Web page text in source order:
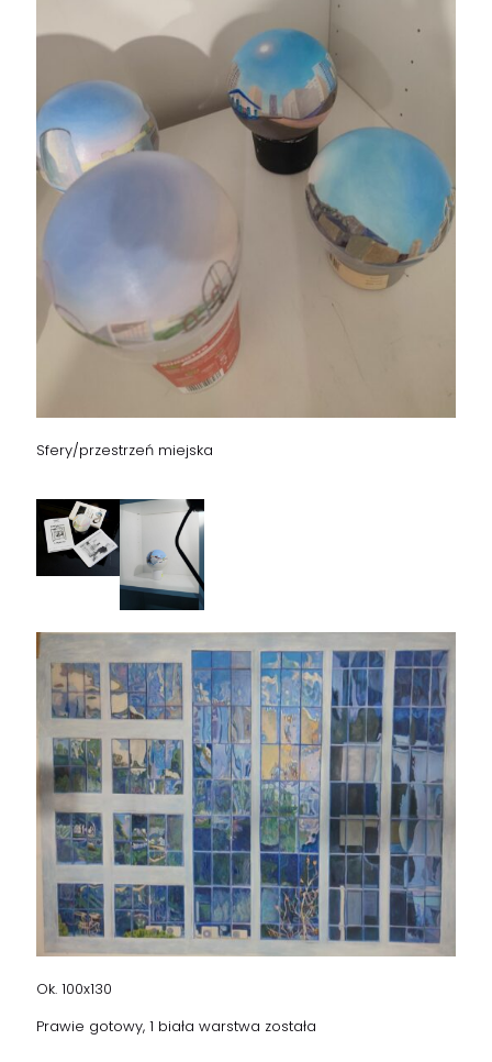
Sfery/przestrzeń miejska
Ok. 100x130
Prawie gotowy, 1 biała warstwa została